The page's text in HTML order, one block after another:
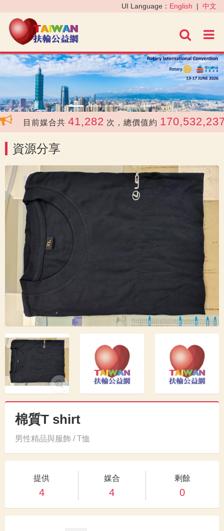
進階
UI Language： English | 中文
‹ ›
目前媒合共 41,282 次，總價值約 170,532,237
資源分享
棉質T shirt
男性精品與服飾 / T恤
提供
4
媒合
4
剩餘
0